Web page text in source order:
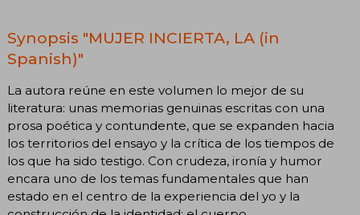
Synopsis "MUJER INCIERTA, LA (in
Spanish)"
La autora reúne en este volumen lo mejor de su
literatura: unas memorias genuinas escritas con una
prosa poética y contundente, que se expanden hacia
los territorios del ensayo y la crítica de los tiempos de
los que ha sido testigo. Con crudeza, ironía y humor
encara uno de los temas fundamentales que han
estado en el centro de la experiencia del yo y la